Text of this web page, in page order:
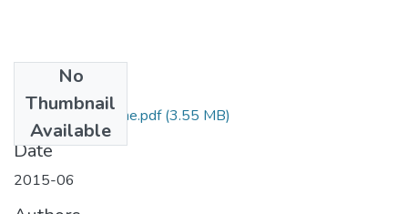
No
Thumbnail
Available
Ghomrani Narimene.pdf(3.55 MB)
Date
2015-06